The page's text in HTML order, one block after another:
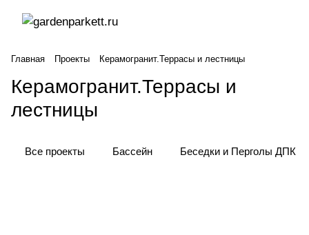
Главная Проекты Керамогранит.Террасы и лестницы
Керамогранит.Террасы и
лестницы
Все проекты Бассейн Беседки и Перголы ДПК